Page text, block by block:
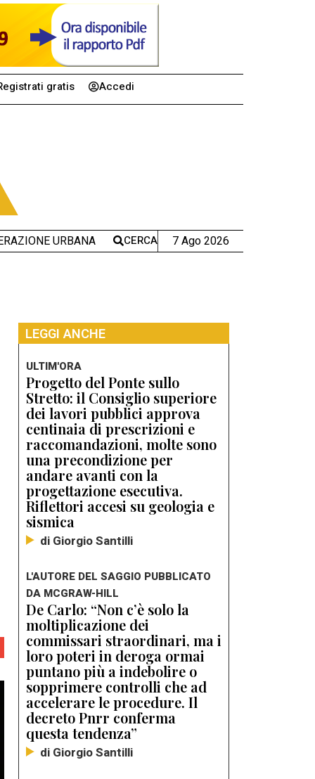
gratis Accedi
URBANA CERCA 7 Ago 2026
LEGGI ANCHE
ULTIM'ORA
Progetto del Ponte sullo
Stretto: il Consiglio superiore
dei lavori pubblici approva
centinaia di prescrizioni e
raccomandazioni, molte sono
una precondizione per
andare avanti con la
progettazione esecutiva.
Riflettori accesi su geologia e
sismica
di Giorgio Santilli
L'AUTORE DEL SAGGIO PUBBLICATO
DA MCGRAW-HILL
De Carlo: “Non c’è solo la
moltiplicazione dei
commissari straordinari, ma i
loro poteri in deroga ormai
puntano più a indebolire o
sopprimere controlli che ad
accelerare le procedure. Il
decreto Pnrr conferma
questa tendenza”
di Giorgio Santilli